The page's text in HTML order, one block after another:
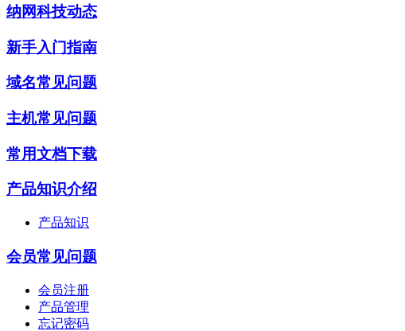
纳网科技动态
新手入门指南
域名常见问题
主机常见问题
常用文档下载
产品知识介绍
产品知识
会员常见问题
会员注册
产品管理
忘记密码